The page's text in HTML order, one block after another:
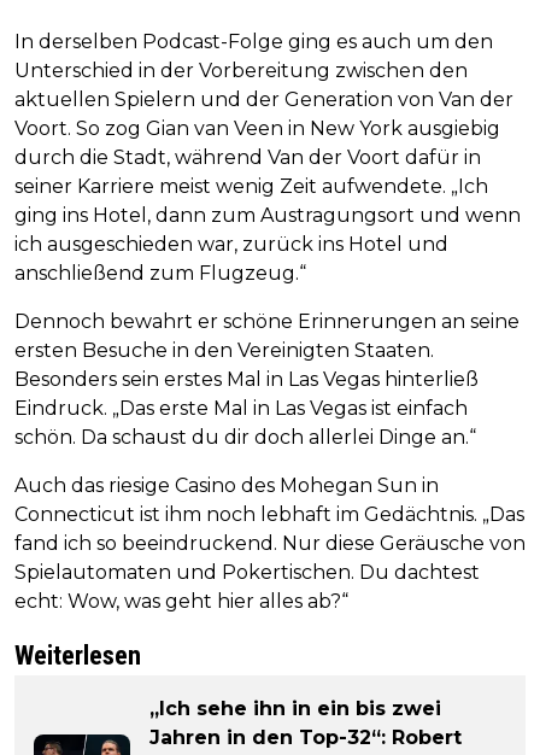
In derselben Podcast-Folge ging es auch um den
Unterschied in der Vorbereitung zwischen den
aktuellen Spielern und der Generation von Van der
Voort. So zog Gian van Veen in New York ausgiebig
durch die Stadt, während Van der Voort dafür in
seiner Karriere meist wenig Zeit aufwendete. „Ich
ging ins Hotel, dann zum Austragungsort und wenn
ich ausgeschieden war, zurück ins Hotel und
anschließend zum Flugzeug.“
Dennoch bewahrt er schöne Erinnerungen an seine
ersten Besuche in den Vereinigten Staaten.
Besonders sein erstes Mal in Las Vegas hinterließ
Eindruck. „Das erste Mal in Las Vegas ist einfach
schön. Da schaust du dir doch allerlei Dinge an.“
Auch das riesige Casino des Mohegan Sun in
Connecticut ist ihm noch lebhaft im Gedächtnis. „Das
fand ich so beeindruckend. Nur diese Geräusche von
Spielautomaten und Pokertischen. Du dachtest
echt: Wow, was geht hier alles ab?“
Weiterlesen
„Ich sehe ihn in ein bis zwei
Jahren in den Top-32“: Robert